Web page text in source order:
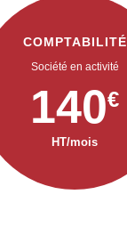
COMPTABILITÉ
Société en activité
140€
HT/mois